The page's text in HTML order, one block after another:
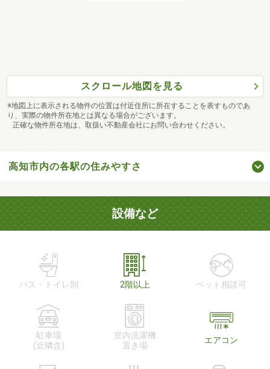
スクロール地図を見る
※地図上に表示される物件の位置は付近住所に所在することを表すものであ
り、実際の物件所在地とは異なる場合がございます。
正確な物件所在地は、取扱い不動産会社にお問い合わせください。
高知市内の各駅の住みやすさ
設備など
バス・トイレ別 2階以上 ペット相談可
駐車場
(近隣含)
室内洗濯機
置き場
エアコン